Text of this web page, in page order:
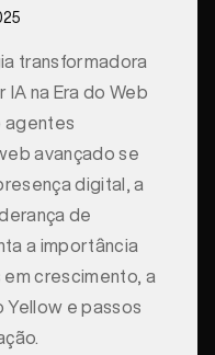
transformadora
na Era do Web
agentes
avançado se
digital, a
de
a importância
crescimento, a
Yellow e passos